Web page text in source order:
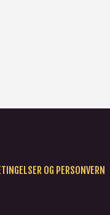
OG PERSONVERN